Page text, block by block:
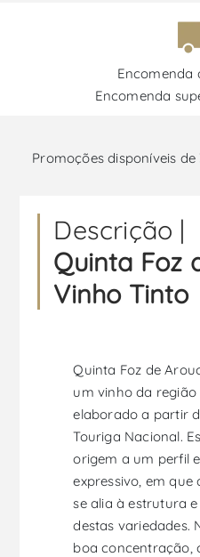
Encomenda
Encomenda
Promoções disponíveis
Descrição |
Quinta Foz
Vinho Tinto
Quinta Foz de
um vinho da região
elaborado a partir
Touriga Nacional.
origem a um perfil
expressivo, em
se alia à estrutura
destas variedades.
boa concentração,